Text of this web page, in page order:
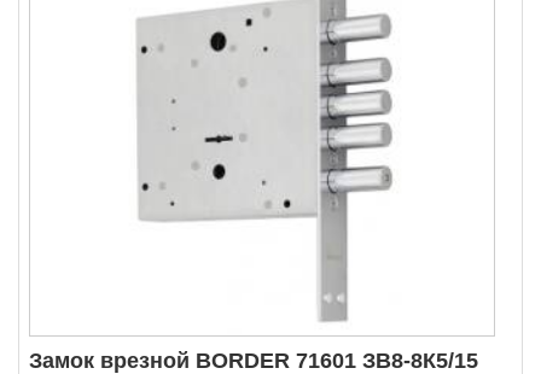
Замок врезной BORDER 71601 ЗВ8-8К5/15